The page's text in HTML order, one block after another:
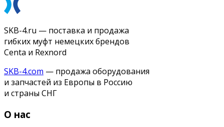
SKB-4.ru — поставка и продажа
гибких муфт немецких брендов
Centa и Rexnord
SKB-4.com — продажа оборудования
и запчастей из Европы в Россию
и страны СНГ
О нас